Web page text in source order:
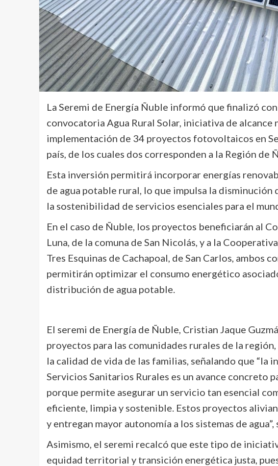
La Seremi de Energía Ñuble informó que finalizó
convocatoria Agua Rural Solar, iniciativa de alcance
implementación de 34 proyectos fotovoltaicos en
país, de los cuales dos corresponden a la Región de
Esta inversión permitirá incorporar energías
de agua potable rural, lo que impulsa la
la sostenibilidad de servicios esenciales para el
En el caso de Ñuble, los proyectos beneficiarán al
Luna, de la comuna de San Nicolás, y a la
Tres Esquinas de Cachapoal, de San Carlos, ambos
permitirán optimizar el consumo energético
distribución de agua potable.
El seremi de Energía de Ñuble, Cristian Jaque
proyectos para las comunidades rurales de la
la calidad de vida de las familias, señalando que “la
Servicios Sanitarios Rurales es un avance concreto
porque permite asegurar un servicio tan esencial
eficiente, limpia y sostenible. Estos proyectos
y entregan mayor autonomía a los sistemas de
Asimismo, el seremi recalcó que este tipo de
equidad territorial y transición energética justa,